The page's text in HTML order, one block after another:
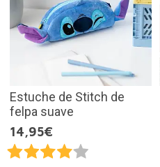
Estuche de Stitch de
felpa suave
14,95€